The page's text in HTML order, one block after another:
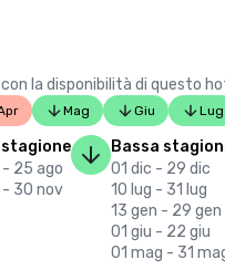
la disponibilità di questo
Mag Giu Lug
stagione
- 25 ago
- 30 nov
Bassa
01 dic - 29 dic
10 lug - 31 lug
13 gen - 29 gen
01 giu - 22 giu
01 mag - 31